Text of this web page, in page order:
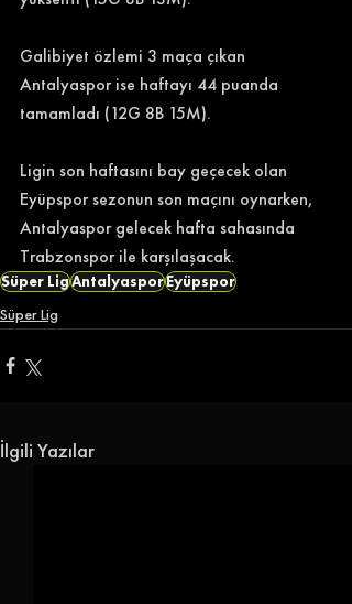
Galibiyet özlemi 3 maça çıkan
Antalyaspor ise haftayı 44 puanda
tamamladı (12G 8B 15M).
Ligin son haftasını bay geçecek olan
Eyüpspor sezonun son maçını oynarken,
Antalyaspor gelecek hafta sahasında
Trabzonspor ile karşılaşacak.
Süper LigAntalyasporEyüpspor
Süper Lig
İlgili Yazılar